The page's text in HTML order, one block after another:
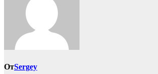
ОтSergey